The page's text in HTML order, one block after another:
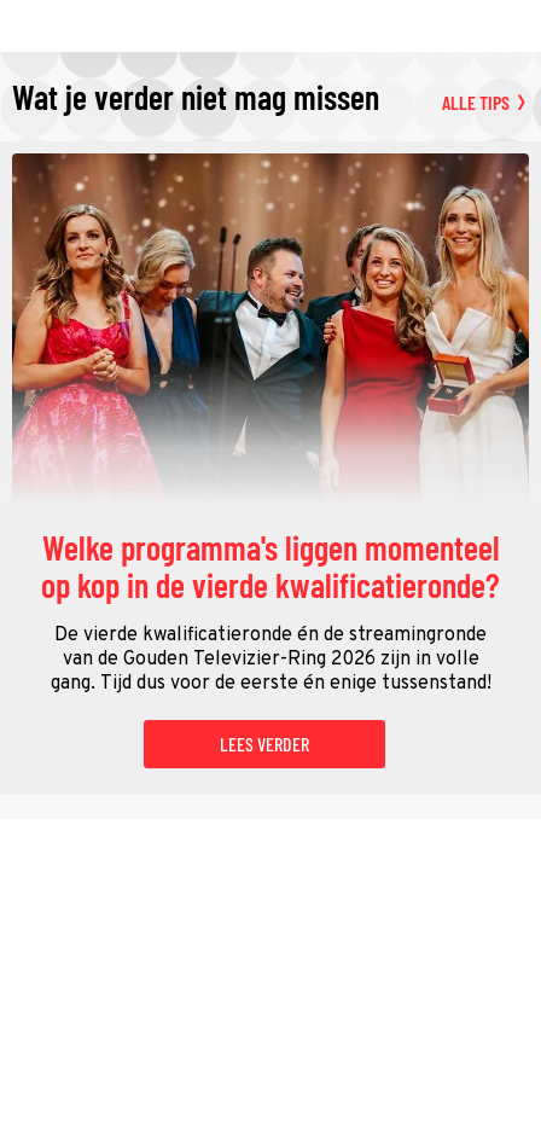
Wat je verder niet mag missen ALLE TIPS
Welke programma's liggen momenteel
op kop in de vierde kwalificatieronde?
De vierde kwalificatieronde én de streamingronde
van de Gouden Televizier-Ring 2026 zijn in volle
gang. Tijd dus voor de eerste én enige tussenstand!
LEES VERDER